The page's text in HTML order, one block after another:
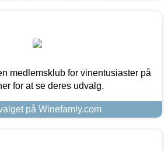
medlemsklub for vinentusiaster på
for at se deres udvalg.
på Winefamly.com